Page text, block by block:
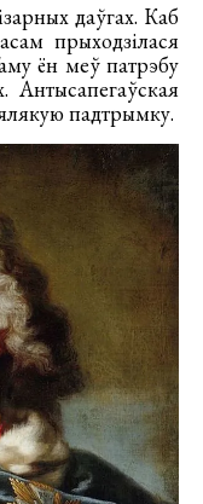
даўгах. Каб
прыходзілася
ён меў патрэбу
падтрымку.